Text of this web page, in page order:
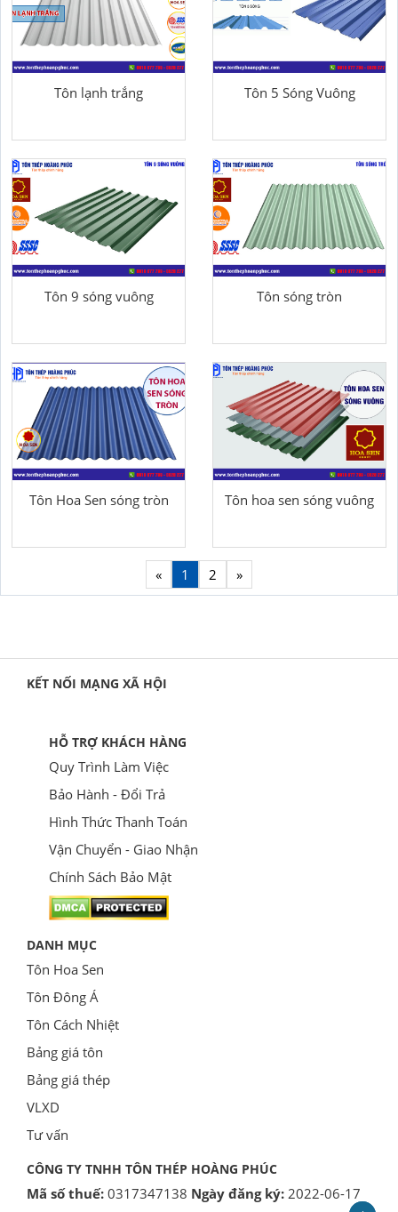
Tôn lạnh trắng Tôn 5 Sóng Vuông
Tôn 9 sóng vuông Tôn sóng tròn
Tôn Hoa Sen sóng tròn Tôn hoa sen sóng vuông
« 1 2 »
KẾT NỐI MẠNG XÃ HỘI
HỖ TRỢ KHÁCH HÀNG
Quy Trình Làm Việc
Bảo Hành - Đổi Trả
Hình Thức Thanh Toán
Vận Chuyển - Giao Nhận
Chính Sách Bảo Mật
DANH MỤC
Tôn Hoa Sen
Tôn Đông Á
Tôn Cách Nhiệt
Bảng giá tôn
Bảng giá thép
VLXD
Tư vấn
CÔNG TY TNHH TÔN THÉP HOÀNG PHÚC
Mã số thuế: 0317347138 Ngày đăng ký: 2022-06-17